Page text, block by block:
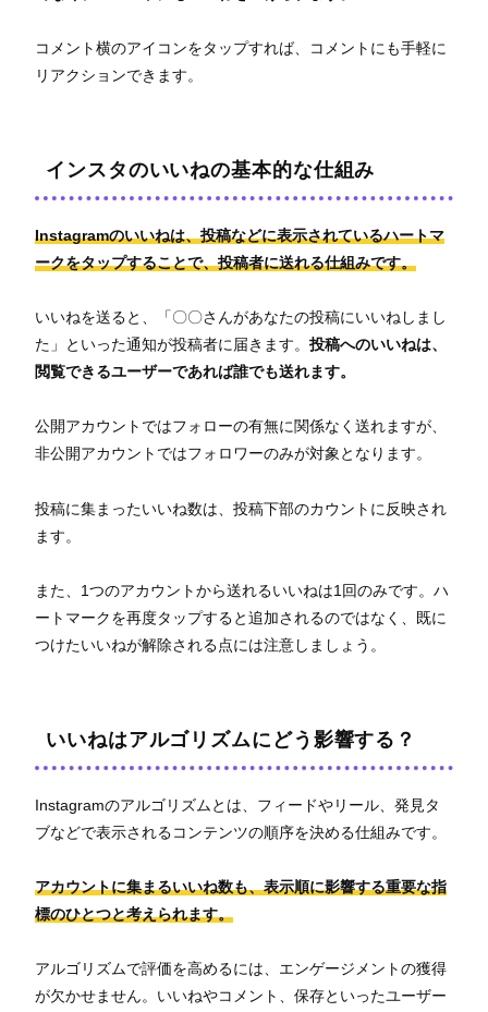
コメント横のアイコンをタップすれば、コメントにも手軽に
リアクションできます。
インスタのいいねの基本的な仕組み
Instagramのいいねは、投稿などに表示されているハートマ
ークをタップすることで、投稿者に送れる仕組みです。
いいねを送ると、「〇〇さんがあなたの投稿にいいねしまし
た」といった通知が投稿者に届きます。 投稿へのいいねは、
閲覧できるユーザーであれば誰でも送れます。
公開アカウントではフォローの有無に関係なく送れますが、
非公開アカウントではフォロワーのみが対象となります。
投稿に集まったいいね数は、投稿下部のカウントに反映され
ます。
また、1つのアカウントから送れるいいねは1回のみです。ハ
ートマークを再度タップすると追加されるのではなく、既に
つけたいいねが解除される点には注意しましょう。
いいねはアルゴリズムにどう影響する？
Instagramのアルゴリズムとは、フィードやリール、発見タ
ブなどで表示されるコンテンツの順序を決める仕組みです。
アカウントに集まるいいね数も、表示順に影響する重要な指
標のひとつと考えられます。
アルゴリズムで評価を高めるには、エンゲージメントの獲得
が欠かせません。いいねやコメント、保存といったユーザー